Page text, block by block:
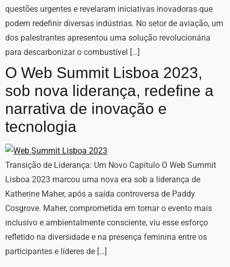
questões urgentes e revelaram iniciativas inovadoras que
podem redefinir diversas indústrias. No setor de aviação, um
dos palestrantes apresentou uma solução revolucionária
para descarbonizar o combustível […]
O Web Summit Lisboa 2023,
sob nova liderança, redefine a
narrativa de inovação e
tecnologia
Transição de Liderança: Um Novo Capítulo O Web Summit
Lisboa 2023 marcou uma nova era sob a liderança de
Katherine Maher, após a saída controversa de Paddy
Cosgrove. Maher, comprometida em tornar o evento mais
inclusivo e ambientalmente consciente, viu esse esforço
refletido na diversidade e na presença feminina entre os
participantes e líderes de […]